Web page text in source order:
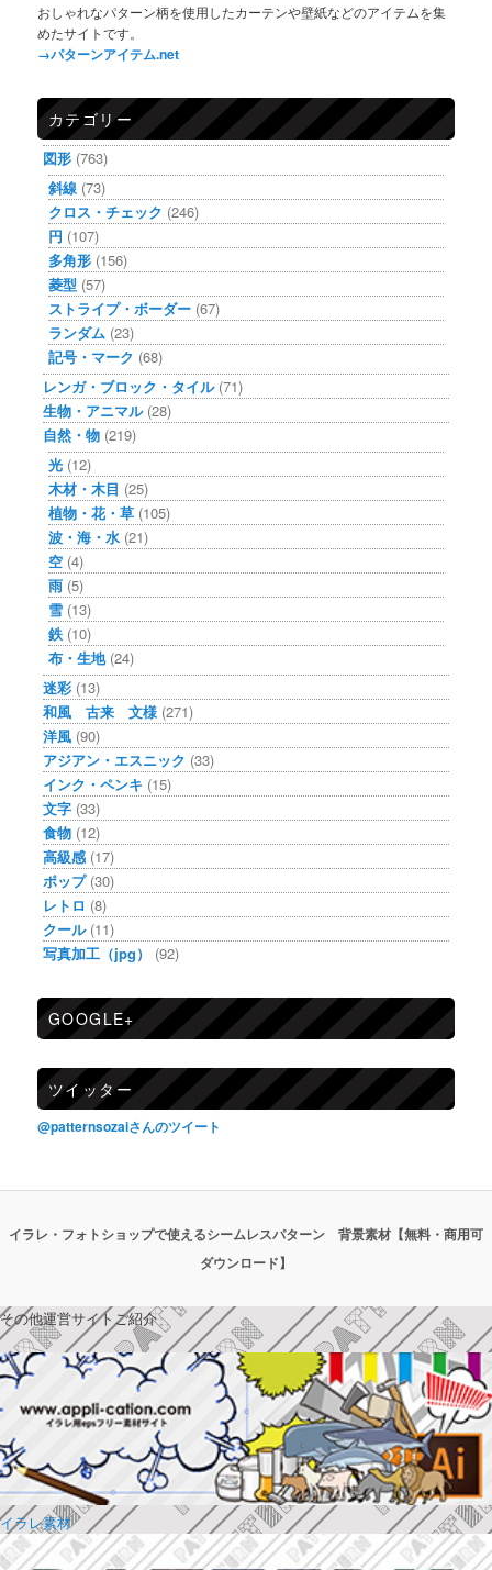
おしゃれなパターン柄を使用したカーテンや壁紙などのアイテムを集
めたサイトです。
→パターンアイテム.net
カテゴリー
図形 (763)
斜線 (73)
クロス・チェック (246)
円 (107)
多角形 (156)
菱型 (57)
ストライプ・ボーダー (67)
ランダム (23)
記号・マーク (68)
レンガ・ブロック・タイル(71)
生物・アニマル(28)
自然・物 (219)
光 (12)
木材・木目 (25)
植物・花・草 (105)
波・海・水 (21)
空 (4)
雨 (5)
雪 (13)
鉄 (10)
布・生地(24)
迷彩 (13)
和風 古来 文様 (271)
洋風 (90)
アジアン・エスニック (33)
インク・ペンキ (15)
文字 (33)
食物 (12)
高級感 (17)
ポップ(30)
レトロ (8)
クール(11)
写真加工（jpg）
(92)
GOOGLE+
ツイッター
@patternsozaiさんのツイート
イラレ・フォトショップで使えるシームレスパターン 背景素材【無料・商用可
ダウンロード】
その他運営サイトご紹介
イラレ素材